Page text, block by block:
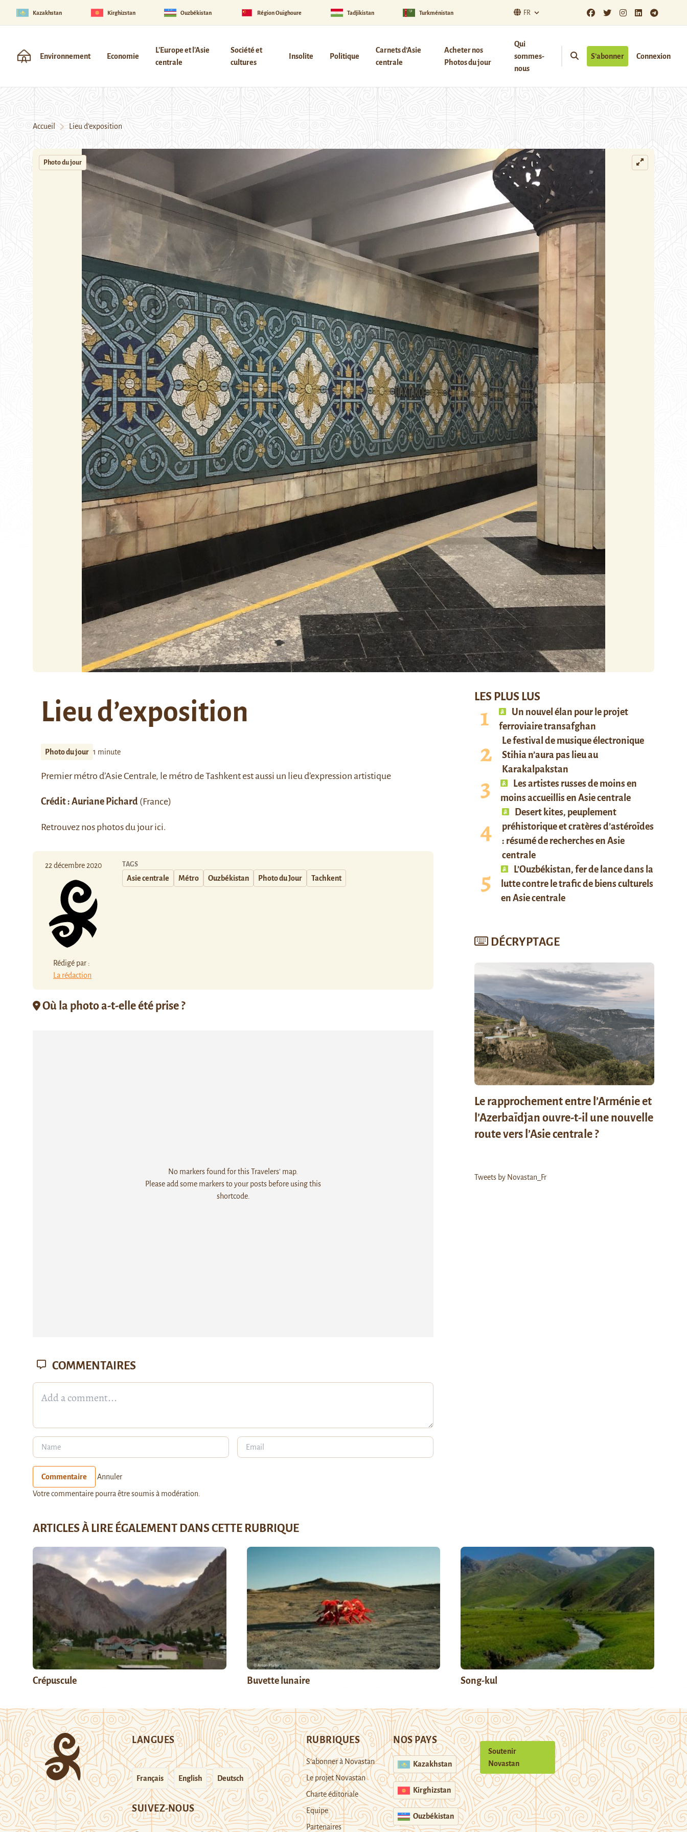
Kazakhstan Kirghizstan Ouzbékistan Région Ouïghoure Tadjikistan Turkménistan FR
Environnement Economie
L'Europe et l'Asie
centrale
Société et
cultures
Insolite Politique
Carnets d’Asie
centrale
Acheter nos
Photos du jour
Qui
sommes-
nous
S’abonner Connexion
Accueil Lieu d’exposition
Photo du jour
Lieu d’exposition
Photo du jour 1 minute
Premier métro d’Asie Centrale, le métro de Tashkent est aussi un lieu d’expression artistique
Crédit : Auriane Pichard (France)
Retrouvez nos photos du jourici.
22 décembre 2020
Rédigé par :
La rédaction
TAGS
Asie centrale Métro Ouzbékistan Photo du Jour Tachkent
Où la photo a-t-elle été prise ?
No markers found for this Travelers' map.
Please add some markers to your posts before using this
shortcode.
LES PLUS LUS
Un nouvel élan pour le projet
ferroviaire transafghan
Le festival de musique électronique
Stihia n’aura pas lieu au
Karakalpakstan
Les artistes russes de moins en
moins accueillis en Asie centrale
Desert kites, peuplement
préhistorique et cratères d’astéroïdes
: résumé de recherches en Asie
centrale
L’Ouzbékistan, fer de lance dans la
lutte contre le trafic de biens culturels
en Asie centrale
DÉCRYPTAGE
Le rapprochement entre l’Arménie et
l’Azerbaïdjan ouvre-t-il une nouvelle
route vers l’Asie centrale ?
Tweets by Novastan_Fr
COMMENTAIRES
Commentaire Annuler
Votre commentaire pourra être soumis à modération.
ARTICLES À LIRE ÉGALEMENT DANS CETTE RUBRIQUE
Crépuscule Buvette lunaire Song-kul
LANGUES
Français English Deutsch
SUIVEZ-NOUS
RUBRIQUES
S’abonner à Novastan
Le projet Novastan
Charte éditoriale
Equipe
Partenaires
NOS PAYS
Kazakhstan
Kirghizstan
Ouzbékistan
Soutenir
Novastan